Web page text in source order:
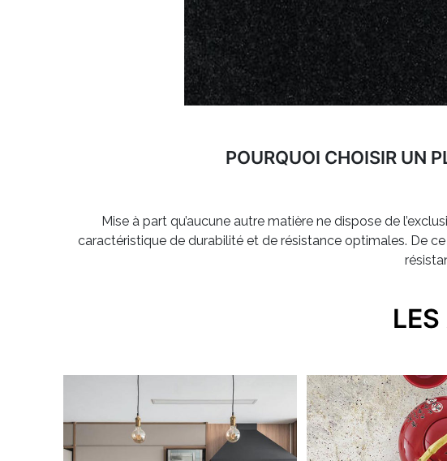
POURQUOI CHOISIR UN
Mise à part qu’aucune autre matière ne dispose de
caractéristique de durabilité et de résistance optimales. De